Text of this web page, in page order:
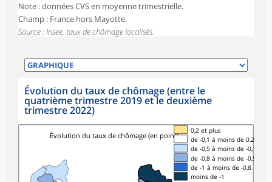
Note : données CVS en moyenne trimestrielle.
Champ : France hors Mayotte.
Source : Insee, taux de chômage localisés.
Évolution du taux de chômage (entre le
quatrième trimestre 2019 et le deuxième
trimestre 2022)
Évolution du taux de chômage (en point)
moins de -1
de -1 à moins de -0,8
de -0,8 à moins de -0,5
de -0,5 à moins de -0,1
de -0,1 à moins de 0,2
0,2 et plus